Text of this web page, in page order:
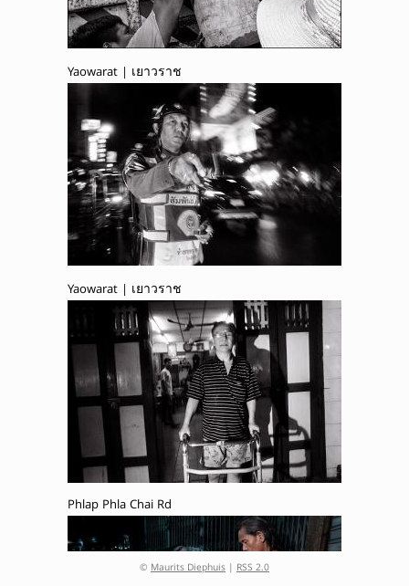
Yaowarat | เยาวราช
Yaowarat | เยาวราช
Phlap Phla Chai Rd
© Maurits Diephuis | RSS 2.0